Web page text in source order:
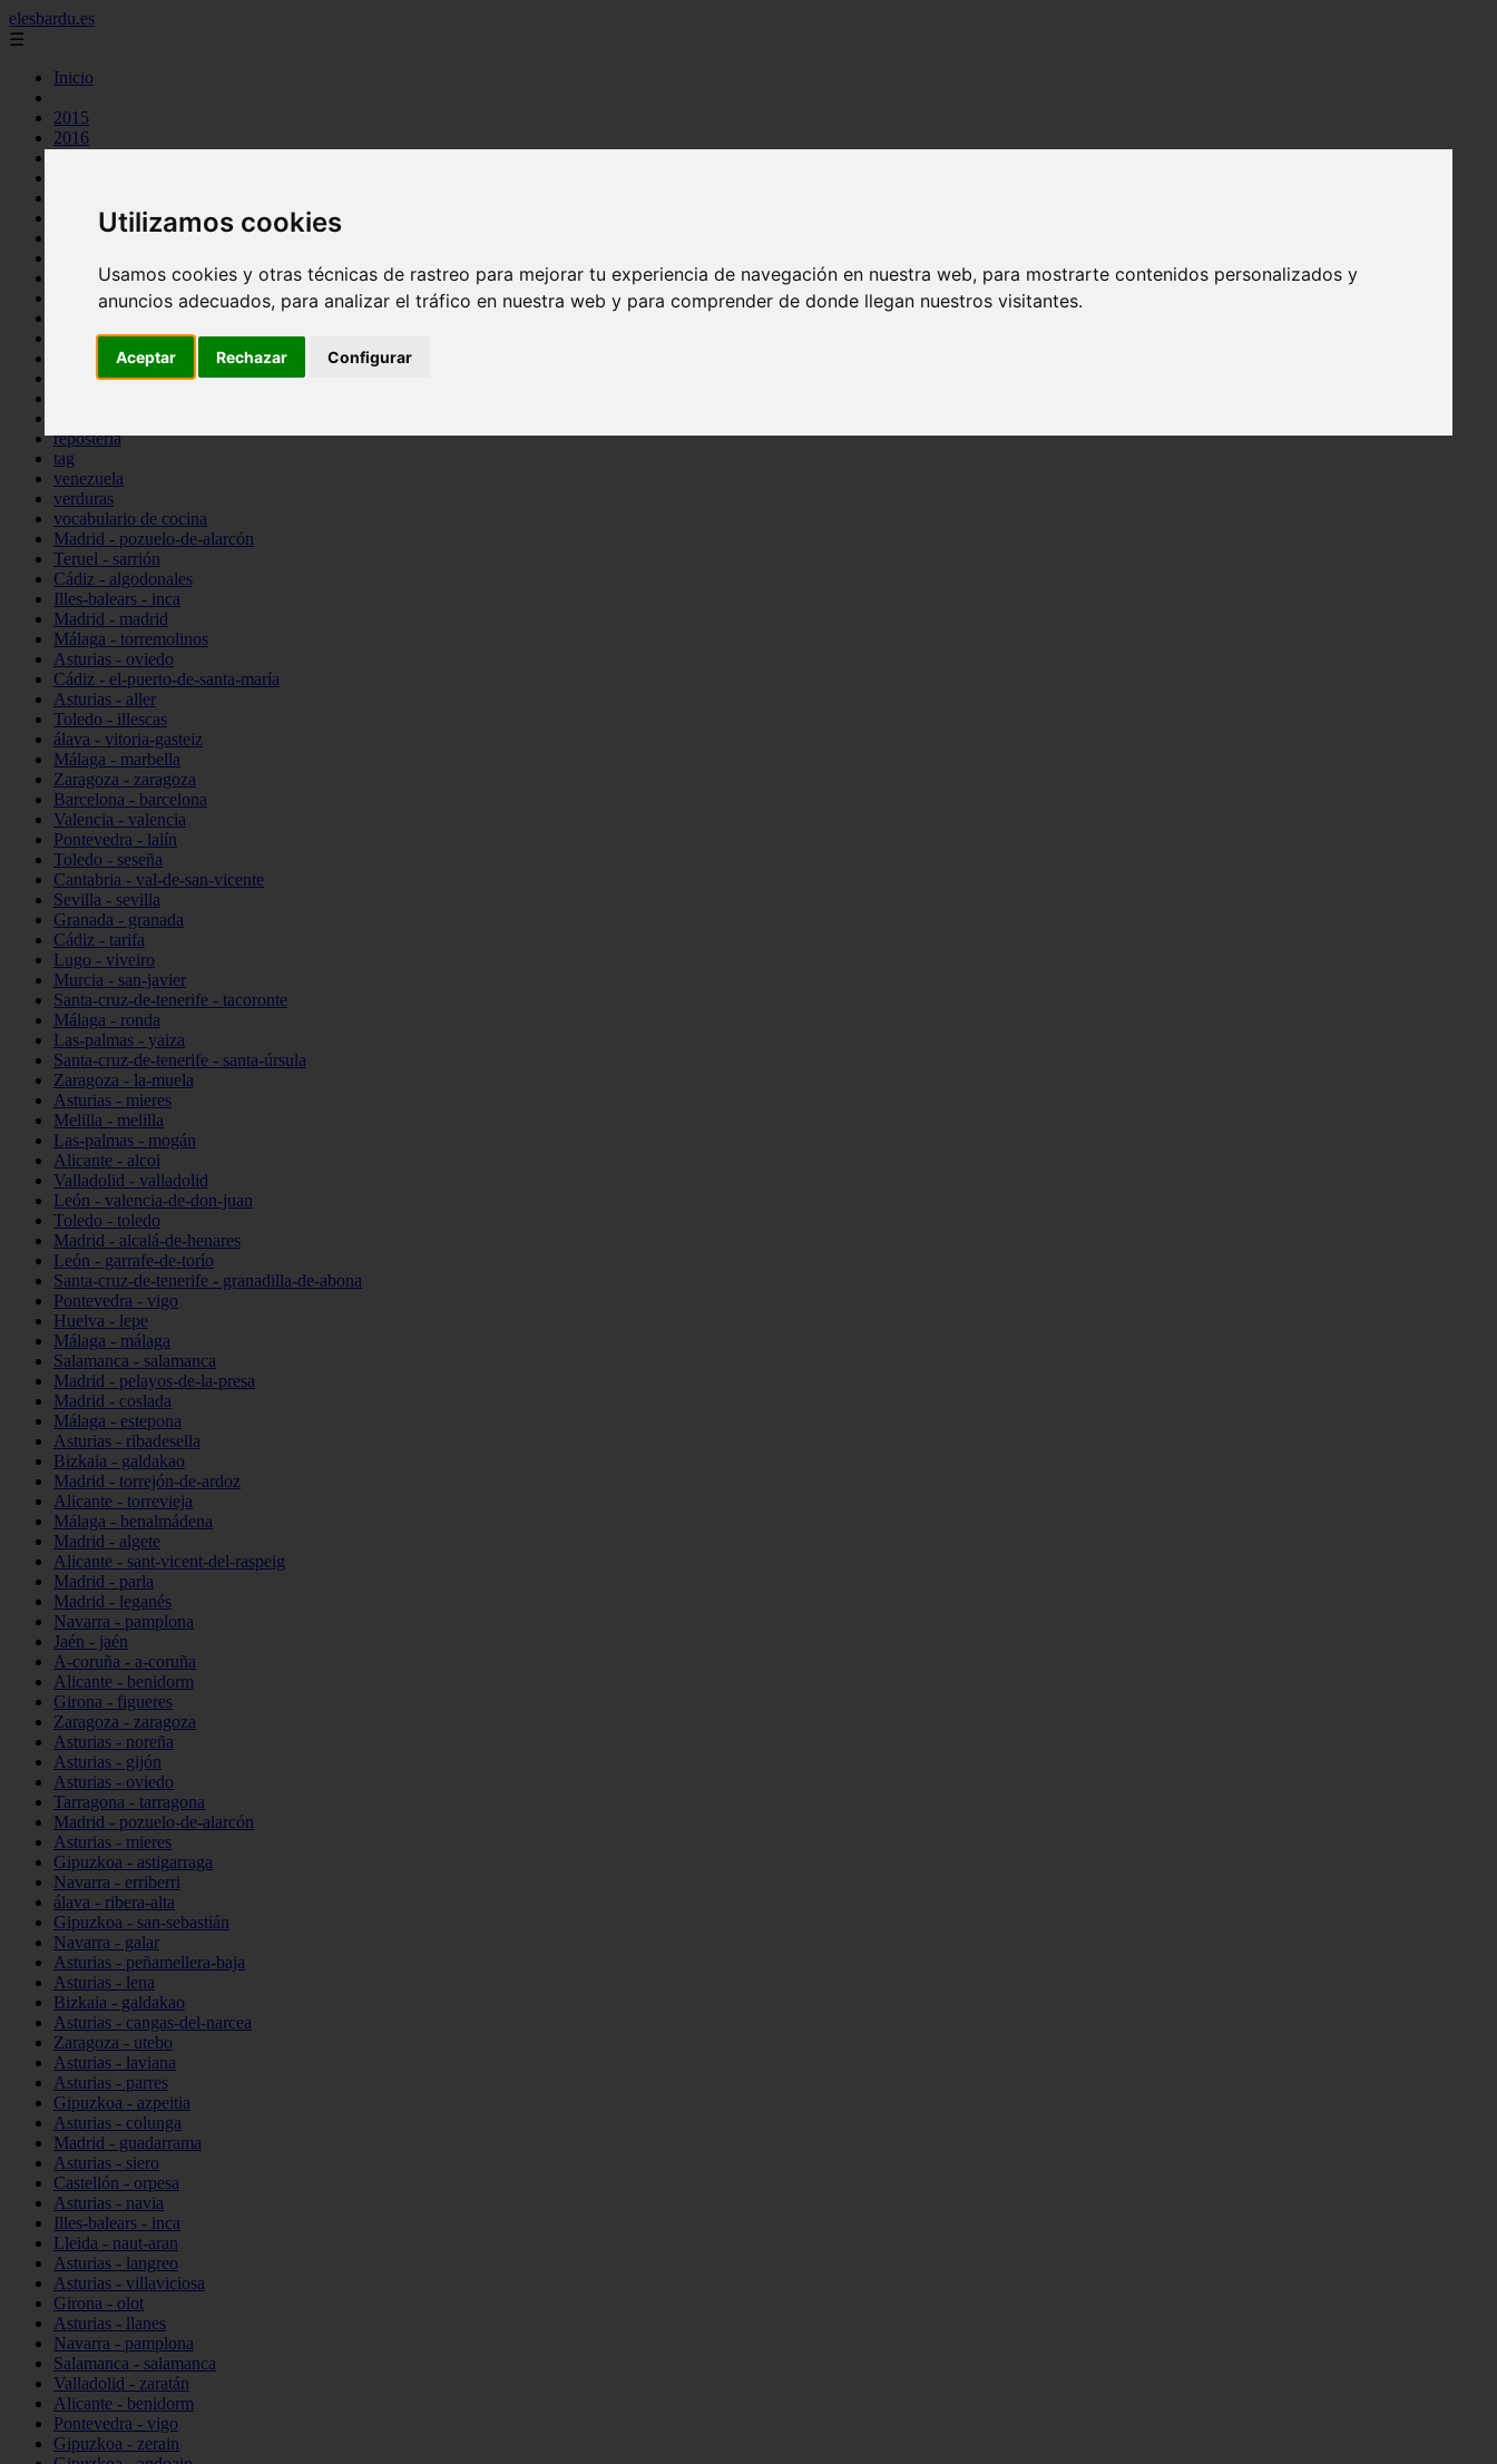
Utilizamos cookies
Usamos cookies y otras técnicas de rastreo para mejorar tu experiencia de navegación en nuestra web, para mostrarte contenidos personalizados y
anuncios adecuados, para analizar el tráfico en nuestra web y para comprender de donde llegan nuestros visitantes.
Aceptar Rechazar Configurar
elesbardu.es
☰
Inicio
2015
2016
cocina casera
espana
huevos
pescado
reposteria
tag
venezuela
verduras
vocabulario de cocina
Madrid - pozuelo-de-alarcón
Teruel - sarrión
Cádiz - algodonales
Illes-balears - inca
Madrid - madrid
Málaga - torremolinos
Asturias - oviedo
Cádiz - el-puerto-de-santa-maría
Asturias - aller
Toledo - illescas
álava - vitoria-gasteiz
Málaga - marbella
Zaragoza - zaragoza
Barcelona - barcelona
Valencia - valencia
Pontevedra - lalín
Toledo - seseña
Cantabria - val-de-san-vicente
Sevilla - sevilla
Granada - granada
Cádiz - tarifa
Lugo - viveiro
Murcia - san-javier
Santa-cruz-de-tenerife - tacoronte
Málaga - ronda
Las-palmas - yaiza
Santa-cruz-de-tenerife - santa-úrsula
Zaragoza - la-muela
Asturias - mieres
Melilla - melilla
Las-palmas - mogán
Alicante - alcoi
Valladolid - valladolid
León - valencia-de-don-juan
Toledo - toledo
Madrid - alcalá-de-henares
León - garrafe-de-torío
Santa-cruz-de-tenerife - granadilla-de-abona
Pontevedra - vigo
Huelva - lepe
Málaga - málaga
Salamanca - salamanca
Madrid - pelayos-de-la-presa
Madrid - coslada
Málaga - estepona
Asturias - ribadesella
Bizkaia - galdakao
Madrid - torrejón-de-ardoz
Alicante - torrevieja
Málaga - benalmádena
Madrid - algete
Alicante - sant-vicent-del-raspeig
Madrid - parla
Madrid - leganés
Navarra - pamplona
Jaén - jaén
A-coruña - a-coruña
Alicante - benidorm
Girona - figueres
Zaragoza - zaragoza
Asturias - noreña
Asturias - gijón
Asturias - oviedo
Tarragona - tarragona
Madrid - pozuelo-de-alarcón
Asturias - mieres
Gipuzkoa - astigarraga
Navarra - erriberri
álava - ribera-alta
Gipuzkoa - san-sebastián
Navarra - galar
Asturias - peñamellera-baja
Asturias - lena
Bizkaia - galdakao
Asturias - cangas-del-narcea
Zaragoza - utebo
Asturias - laviana
Asturias - parres
Gipuzkoa - azpeitia
Asturias - colunga
Madrid - guadarrama
Asturias - siero
Castellón - orpesa
Asturias - navia
Illes-balears - inca
Lleida - naut-aran
Asturias - langreo
Asturias - villaviciosa
Girona - olot
Asturias - llanes
Navarra - pamplona
Salamanca - salamanca
Valladolid - zaratán
Alicante - benidorm
Pontevedra - vigo
Gipuzkoa - zerain